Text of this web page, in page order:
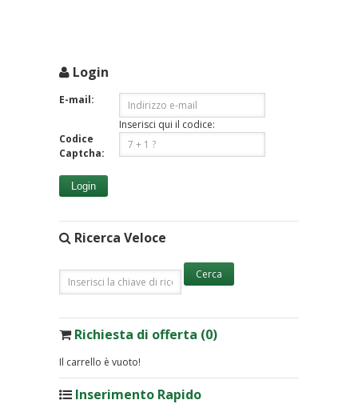
Login
E-mail:
Codice
Captcha:
Inserisci qui il codice:
Login
Ricerca Veloce
Richiesta di offerta (0)
Il carrello è vuoto!
Inserimento Rapido